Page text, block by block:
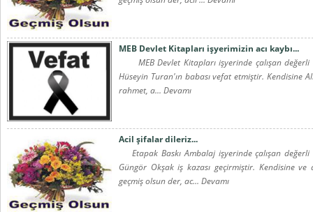
MEB Devlet Kitapları işyerimizin acı kaybı...
MEB Devlet Kitapları işyerinde çalışan değerli
Hüseyin Turan'ın babası vefat etmiştir. Kendisine
rahmet, a... Devamı
Acil şifalar dileriz...
Etapak Baskı Ambalaj işyerinde çalışan değerli
Güngör Okşak iş kazası geçirmiştir. Kendisine ve
geçmiş olsun der, ac... Devamı